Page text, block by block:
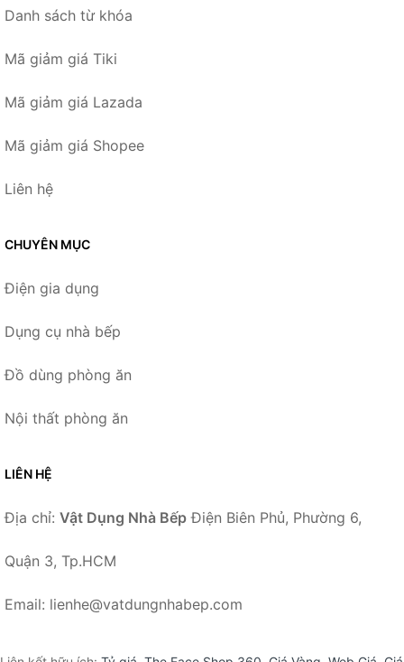
Danh sách từ khóa
Mã giảm giá Tiki
Mã giảm giá Lazada
Mã giảm giá Shopee
Liên hệ
CHUYÊN MỤC
Điện gia dụng
Dụng cụ nhà bếp
Đồ dùng phòng ăn
Nội thất phòng ăn
LIÊN HỆ
Địa chỉ: Vật Dụng Nhà Bếp Điện Biên Phủ, Phường 6,
Quận 3, Tp.HCM
Email: lienhe@vatdungnhabep.com